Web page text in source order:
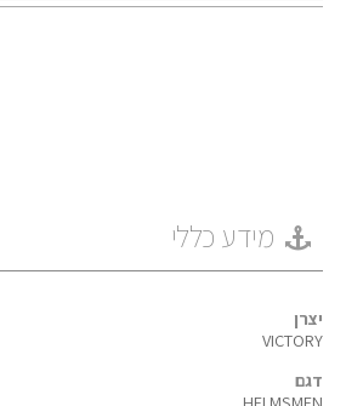
מידע כללי
יצרן
VICTORY
דגם
HELMSMEN